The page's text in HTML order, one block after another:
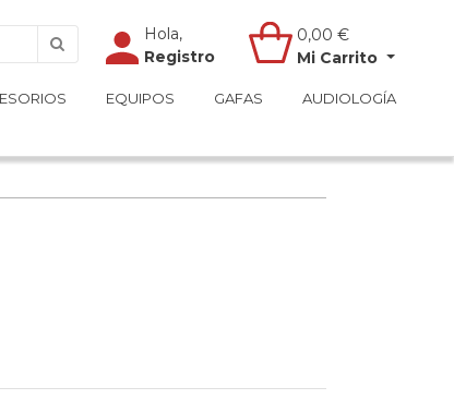
Hola,
Registro
0,00 €
Mi Carrito
EQUIPOS GAFAS AUDIOLOGÍA
Hola,
Registro
0,00 €
Mi Carrito
EQUIPOS GAFAS AUDIOLOGÍA